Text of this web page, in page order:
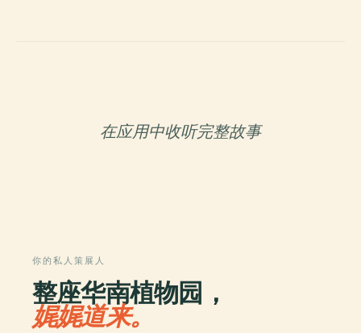
在应用中收听完整故事
你的私人策展人
整座华南植物园，
娓娓道来。